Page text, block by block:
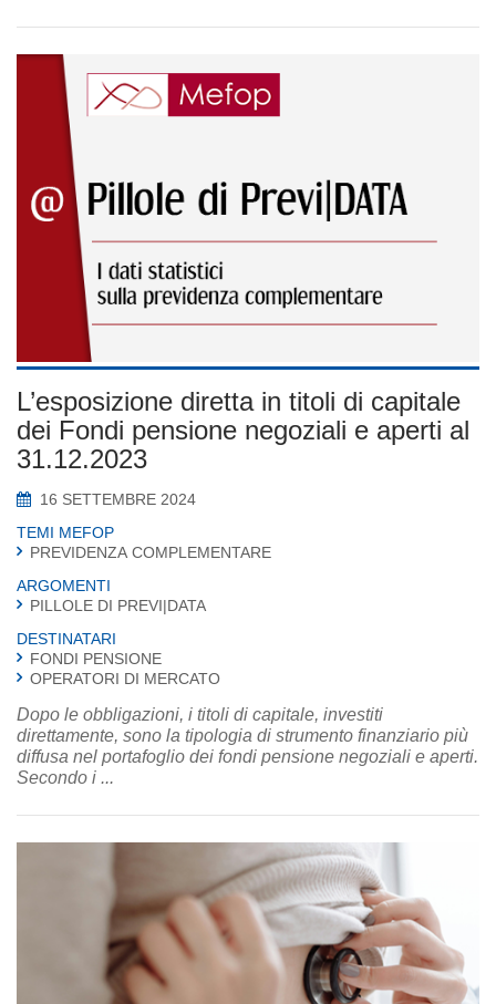
L’esposizione diretta in titoli di capitale
dei Fondi pensione negoziali e aperti al
31.12.2023
16 SETTEMBRE 2024
TEMI MEFOP
PREVIDENZA COMPLEMENTARE
ARGOMENTI
PILLOLE DI PREVI|DATA
DESTINATARI
FONDI PENSIONE
OPERATORI DI MERCATO
Dopo le obbligazioni, i titoli di capitale, investiti
direttamente, sono la tipologia di strumento finanziario più
diffusa nel portafoglio dei fondi pensione negoziali e aperti.
Secondo i ...